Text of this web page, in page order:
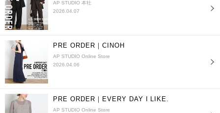
AP STUDIO 本社
2026.04.07
PRE ORDER｜CINOH
AP STUDIO Online Store
2026.04.06
PRE ORDER｜EVERY DAY I LIKE.
AP STUDIO Online Store